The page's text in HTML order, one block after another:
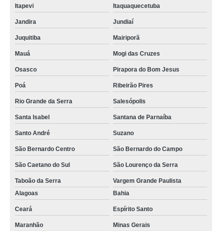
Itapevi Itaquaquecetuba
Jandira Jundiaí
Juquitiba Mairiporã
Mauá Mogi das Cruzes
Osasco Pirapora do Bom Jesus
Poá Ribeirão Pires
Rio Grande da Serra Salesópolis
Santa Isabel Santana de Parnaíba
Santo André Suzano
São Bernardo Centro São Bernardo do Campo
São Caetano do Sul São Lourenço da Serra
Taboão da Serra
Vargem Grande Paulista
Alagoas
Bahia
Ceará Espírito Santo
Maranhão Minas Gerais